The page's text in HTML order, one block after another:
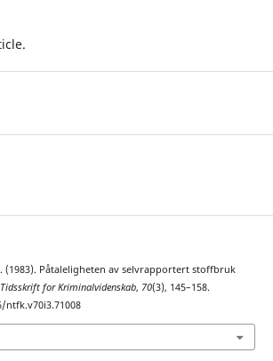
(1983). Påtaleligheten av selvrapportert stoffbruk
for Kriminalvidenskab, 70(3), 145–158.